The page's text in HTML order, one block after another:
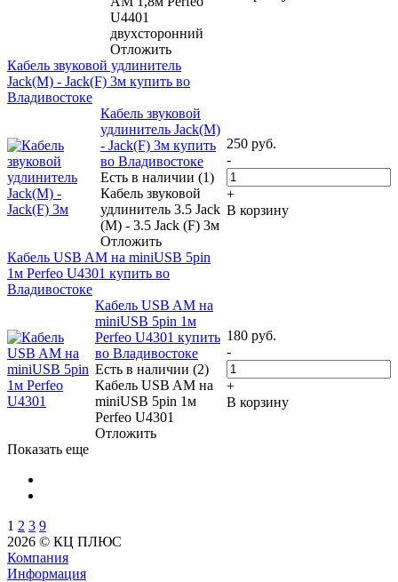
U4401
двухсторонний
Отложить
Кабель звуковой удлинитель
Jack(M) - Jack(F) 3м купить во
Владивостоке
Кабель звуковой
удлинитель Jack(M)
- Jack(F) 3м купить
во Владивостоке
Есть в наличии (1)
Кабель звуковой
удлинитель 3.5 Jack
(M) - 3.5 Jack (F) 3м
Отложить
250 руб.
-
+
В корзину
Кабель USB AM на miniUSB 5pin
1м Perfeo U4301 купить во
Владивостоке
Кабель USB AM на
miniUSB 5pin 1м
Perfeo U4301 купить
во Владивостоке
Есть в наличии (2)
Кабель USB AM на
miniUSB 5pin 1м
Perfeo U4301
Отложить
180 руб.
-
+
В корзину
Показать еще
1 2 3 9
2026 © КЦ ПЛЮС
Компания
Информация